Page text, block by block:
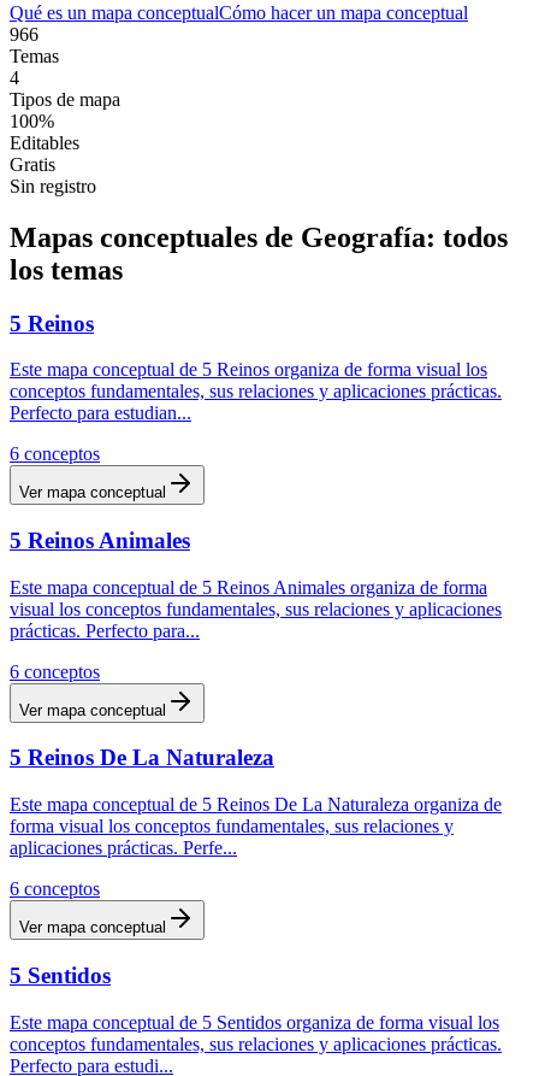
Qué es un mapa conceptualCómo hacer un mapa conceptual
966
Temas
4
Tipos de mapa
100%
Editables
Gratis
Sin registro
Mapas conceptuales de Geografía: todos
los temas
5 Reinos
Este mapa conceptual de 5 Reinos organiza de forma visual los
conceptos fundamentales, sus relaciones y aplicaciones prácticas.
Perfecto para estudian...
6 conceptos
Ver mapa conceptual
5 Reinos Animales
Este mapa conceptual de 5 Reinos Animales organiza de forma
visual los conceptos fundamentales, sus relaciones y aplicaciones
prácticas. Perfecto para...
6 conceptos
Ver mapa conceptual
5 Reinos De La Naturaleza
Este mapa conceptual de 5 Reinos De La Naturaleza organiza de
forma visual los conceptos fundamentales, sus relaciones y
aplicaciones prácticas. Perfe...
6 conceptos
Ver mapa conceptual
5 Sentidos
Este mapa conceptual de 5 Sentidos organiza de forma visual los
conceptos fundamentales, sus relaciones y aplicaciones prácticas.
Perfecto para estudi...